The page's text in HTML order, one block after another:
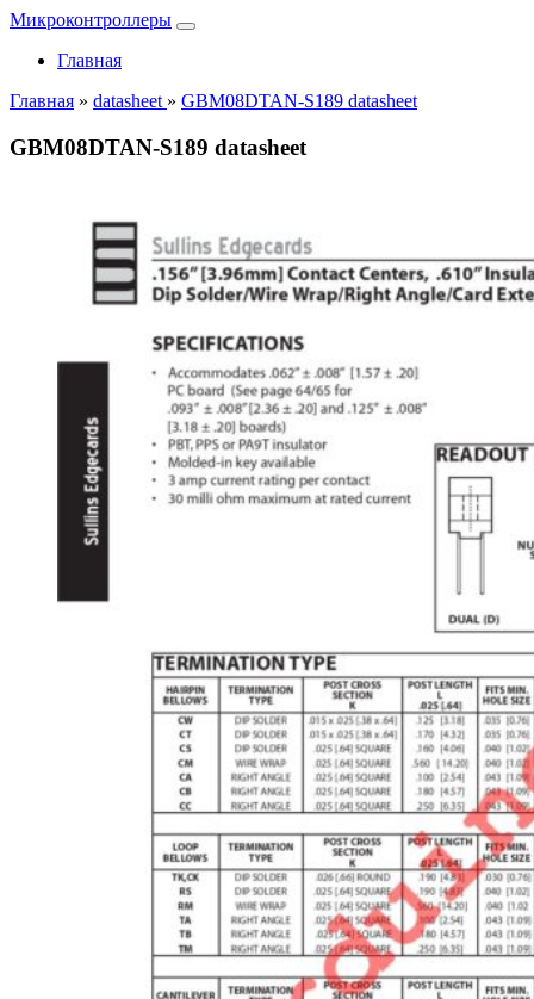
Микроконтроллеры
Главная
Главная » datasheet » GBM08DTAN-S189 datasheet
GBM08DTAN-S189 datasheet